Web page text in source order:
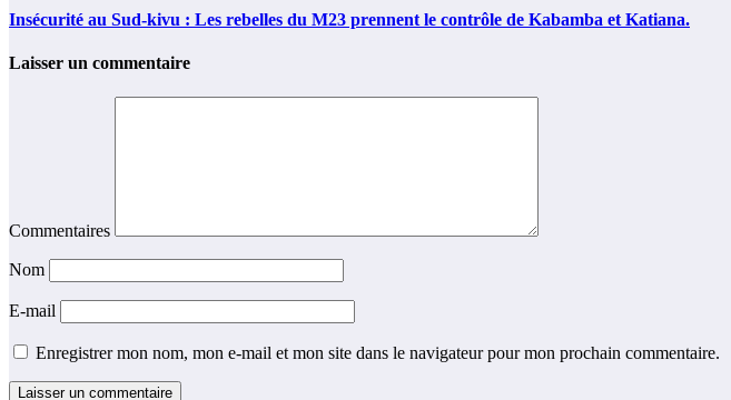
Insécurité au Sud-kivu : Les rebelles du M23 prennent le contrôle de Kabamba et Katiana.
Laisser un commentaire
Commentaires
Nom
E-mail
Enregistrer mon nom, mon e-mail et mon site dans le navigateur pour mon prochain commentaire.